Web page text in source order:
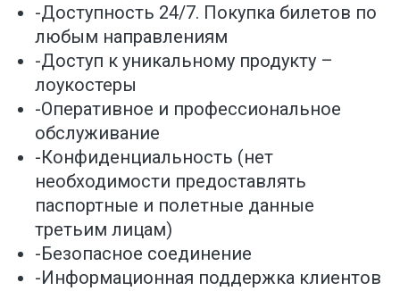
-Доступность 24/7. Покупка билетов по
любым направлениям
-Доступ к уникальному продукту –
лоукостеры
-Оперативное и профессиональное
обслуживание
-Конфиденциальность (нет
необходимости предоставлять
паспортные и полетные данные
третьим лицам)
-Безопасное соединение
-Информационная поддержка клиентов